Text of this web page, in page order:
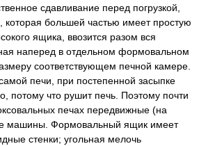
сдавливание перед погрузкой,
которая большей частью имеет простую
ящика, ввозится разом вся
наперед в отдельном формовальном
соответствующем печной камере.
печи, при постепенной засыпке
потому что рушит печь. Поэтому почти
печах передвижные (на
машины. Формовальный ящик имеет
стенки; угольная мелочь